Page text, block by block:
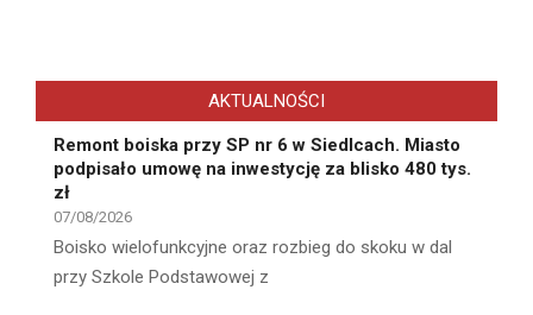
AKTUALNOŚCI
Remont boiska przy SP nr 6 w Siedlcach. Miasto
podpisało umowę na inwestycję za blisko 480 tys.
zł
07/08/2026
Boisko wielofunkcyjne oraz rozbieg do skoku w dal
przy Szkole Podstawowej z